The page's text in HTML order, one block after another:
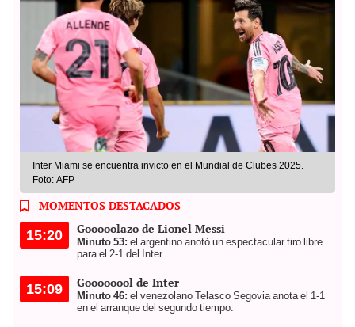
Inter Miami se encuentra invicto en el Mundial de Clubes 2025.
Foto: AFP
MOMENTOS DESTACADOS
15:20 Gooooolazo de Lionel Messi
Minuto 53: el argentino anotó un espectacular tiro libre
para el 2-1 del Inter.
15:09 Goooooool de Inter
Minuto 46: el venezolano Telasco Segovia anota el 1-1
en el arranque del segundo tiempo.